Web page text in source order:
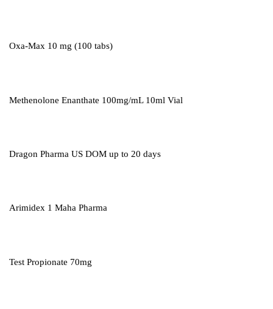
Oxa-Max 10 mg (100 tabs)
Methenolone Enanthate 100mg/mL 10ml Vial
Dragon Pharma US DOM up to 20 days
Arimidex 1 Maha Pharma
Test Propionate 70mg